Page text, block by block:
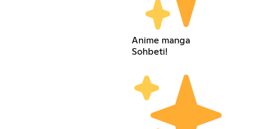
Anime manga
Sohbeti!